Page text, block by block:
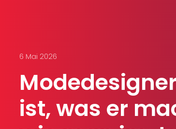
6 Mai 2026
ist, was er